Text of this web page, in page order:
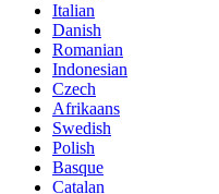
Italian
Danish
Romanian
Indonesian
Czech
Afrikaans
Swedish
Polish
Basque
Catalan